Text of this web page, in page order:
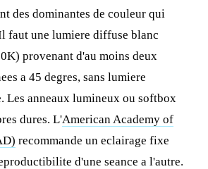
des dominantes de couleur qui
faut une lumiere diffuse blanc
provenant d'au moins deux
a 45 degres, sans lumiere
Les anneaux lumineux ou softbox
dures. L'American Academy of
recommande un eclairage fixe
d'une seance a l'autre.